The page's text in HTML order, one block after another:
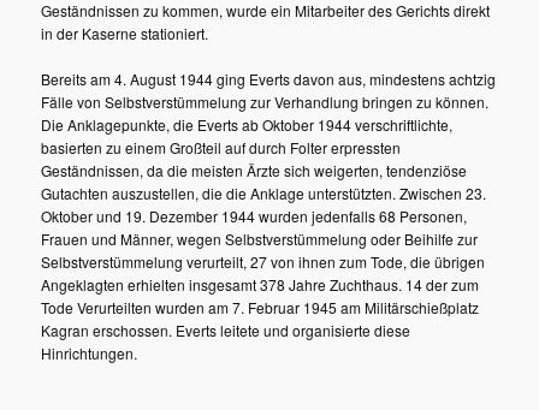
Geständnissen zu kommen, wurde ein Mitarbeiter des Gerichts direkt
in der Kaserne stationiert.
Bereits am 4. August 1944 ging Everts davon aus, mindestens achtzig
Fälle von Selbstverstümmelung zur Verhandlung bringen zu können.
Die Anklagepunkte, die Everts ab Oktober 1944 verschriftlichte,
basierten zu einem Großteil auf durch Folter erpressten
Geständnissen, da die meisten Ärzte sich weigerten, tendenziöse
Gutachten auszustellen, die die Anklage unterstützten. Zwischen 23.
Oktober und 19. Dezember 1944 wurden jedenfalls 68 Personen,
Frauen und Männer, wegen Selbstverstümmelung oder Beihilfe zur
Selbstverstümmelung verurteilt, 27 von ihnen zum Tode, die übrigen
Angeklagten erhielten insgesamt 378 Jahre Zuchthaus. 14 der zum
Tode Verurteilten wurden am 7. Februar 1945 am Militärschießplatz
Kagran erschossen. Everts leitete und organisierte diese
Hinrichtungen.